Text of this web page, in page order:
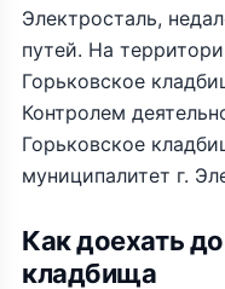
Электросталь,
путей. На
Горьковское
Контролем
Горьковское
муниципалитет г.
Как доехать
кладбища